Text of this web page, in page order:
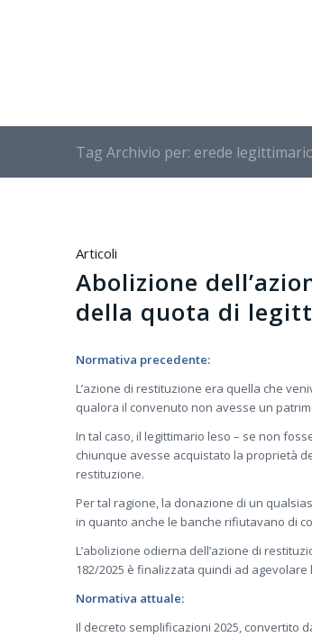
Tag Archivio per: erede
Articoli
Abolizione
della quota di
Normativa precedente:
L’azione di restituzione era quella che
qualora il convenuto non avesse un
In tal caso, il legittimario leso – se non
chiunque avesse acquistato la proprietà
restituzione.
Per tal ragione, la donazione di un
in quanto anche le banche rifiutavano di
L’abolizione odierna dell’azione di
182/2025 è finalizzata quindi ad
Normativa attuale:
Il decreto semplificazioni 2025, convertito